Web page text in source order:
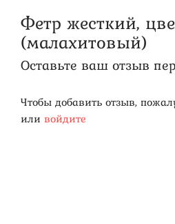
Фетр жесткий,
(малахитовый)
Оставьте ваш отзыв
Чтобы добавить отзыв,
или войдите